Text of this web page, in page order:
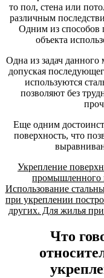
то пол, стена или
различным
Одним из способов
объекта
Одна из задач
допуская
используются
позволяют без
Еще одним
поверхность, что
Укрепление
промышленного
Использование
при укреплении
других. Для жилья
Что